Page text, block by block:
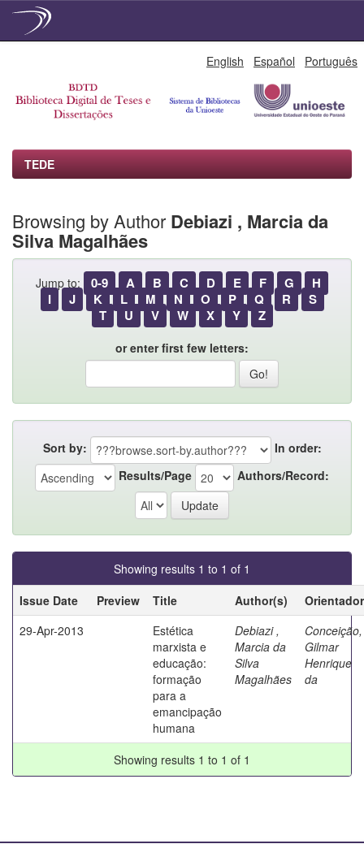
English Español Português
TEDE
Browsing by Author Debiazi , Marcia da
Silva Magalhães
Jump to: 0-9 A B C D E F G
H
I
J K L M N O P Q R
S
T
U V W X Y Z
or enter first few letters:
Sort by:
In order:
Results/Page
Authors/Record:
Showing results 1 to 1 of 1
Issue Date
Preview Title Author(s)
Orientador
29-Apr-2013
Estética
marxista e
educação:
formação
para a
emancipação
humana
Debiazi ,
Marcia da
Silva
Magalhães
Conceição,
Gilmar
Henrique
da
Showing results 1 to 1 of 1